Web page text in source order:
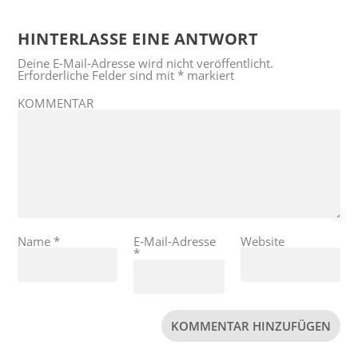
HINTERLASSE EINE ANTWORT
Deine E-Mail-Adresse wird nicht veröffentlicht.
Erforderliche Felder sind mit* markiert
KOMMENTAR
Name* E-Mail-Adresse
*
Website